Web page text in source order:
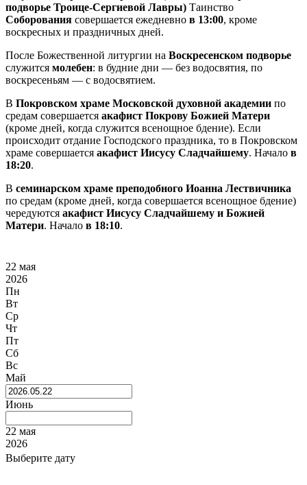
подворье Троице-Сергиевой Лавры) Таинство
Соборования совершается ежедневно в 13:00, кроме
воскресных и праздничных дней.
После Божественной литургии на Воскресенском подворье
служится молебен: в будние дни — без водосвятия, по
воскресеньям — с водосвятием.
В Покровском храме Московской духовной академии по
средам совершается акафист Покрову Божией Матери
(кроме дней, когда служится всенощное бдение). Если
происходит отдание Господского праздника, то в Покровском
храме совершается акафист Иисусу Сладчайшему. Начало в
18:20.
В семинарском храме преподобного Иоанна Лествичника
по средам (кроме дней, когда совершается всенощное бдение)
чередуются акафист Иисусу Сладчайшему и Божией
Матери. Начало в 18:10.
22 мая
2026
Пн
Вт
Ср
Чт
Пт
Сб
Вс
Май
Июнь
22 мая
2026
Выберите дату